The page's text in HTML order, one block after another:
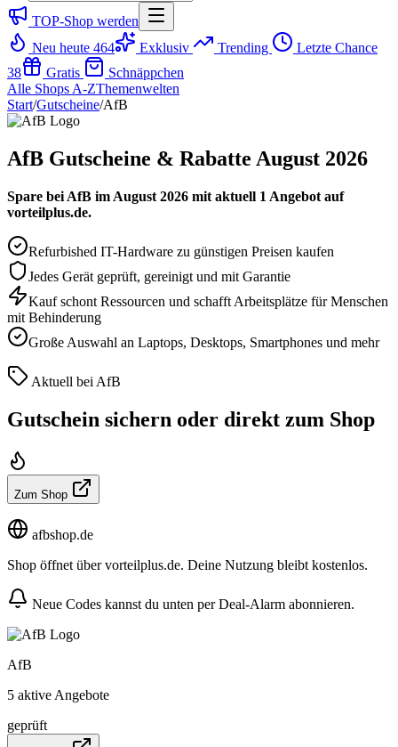
TOP-Shop werden
Neu heute 464 Exklusiv Trending
Letzte Chance
38
Gratis
Schnäppchen
Alle Shops A-ZThemenwelten
Start/Gutscheine/AfB
AfB Gutscheine & Rabatte August 2026
Spare bei AfB im August 2026 mit aktuell 1 Angebot auf
vorteilplus.de.
Refurbished IT-Hardware zu günstigen Preisen kaufen
Jedes Gerät geprüft, gereinigt und mit Garantie
Kauf schont Ressourcen und schafft Arbeitsplätze für Menschen
mit Behinderung
Große Auswahl an Laptops, Desktops, Smartphones und mehr
Aktuell bei AfB
Gutschein sichern oder direkt zum Shop
Zum Shop
afbshop.de
Shop öffnet über vorteilplus.de. Deine Nutzung bleibt kostenlos.
Neue Codes kannst du unten per Deal-Alarm abonnieren.
AfB
5 aktive Angebote
geprüft